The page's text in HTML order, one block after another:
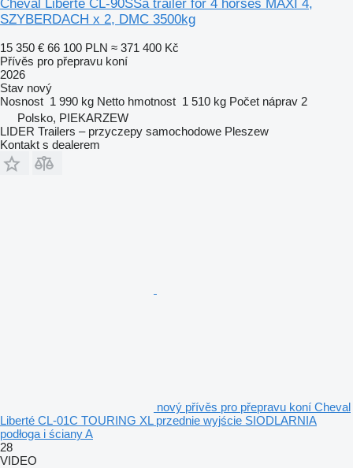
Cheval Liberté CL-90SSa trailer for 4 horses MAXI 4,
SZYBERDACH x 2, DMC 3500kg
15 350 € 66 100 PLN ≈ 371 400 Kč
Přívěs pro přepravu koní
2026
Stav nový
Nosnost 1 990 kg Netto hmotnost 1 510 kg Počet náprav 2
Polsko, PIEKARZEW
LIDER Trailers – przyczepy samochodowe Pleszew
Kontakt s dealerem
nový přívěs pro přepravu koní Cheval
Liberté CL-01C TOURING XL przednie wyjście SIODLARNIA
podłoga i ściany A
28
VIDEO